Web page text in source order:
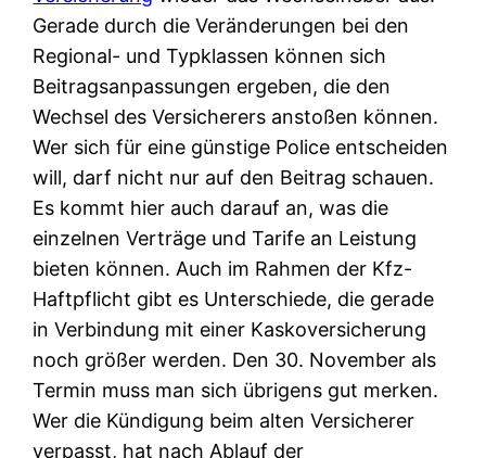
Gerade durch die Veränderungen bei den
Regional- und Typklassen können sich
Beitragsanpassungen ergeben, die den
Wechsel des Versicherers anstoßen können.
Wer sich für eine günstige Police entscheiden
will, darf nicht nur auf den Beitrag schauen.
Es kommt hier auch darauf an, was die
einzelnen Verträge und Tarife an Leistung
bieten können. Auch im Rahmen der Kfz-
Haftpflicht gibt es Unterschiede, die gerade
in Verbindung mit einer Kaskoversicherung
noch größer werden. Den 30. November als
Termin muss man sich übrigens gut merken.
Wer die Kündigung beim alten Versicherer
verpasst, hat nach Ablauf der